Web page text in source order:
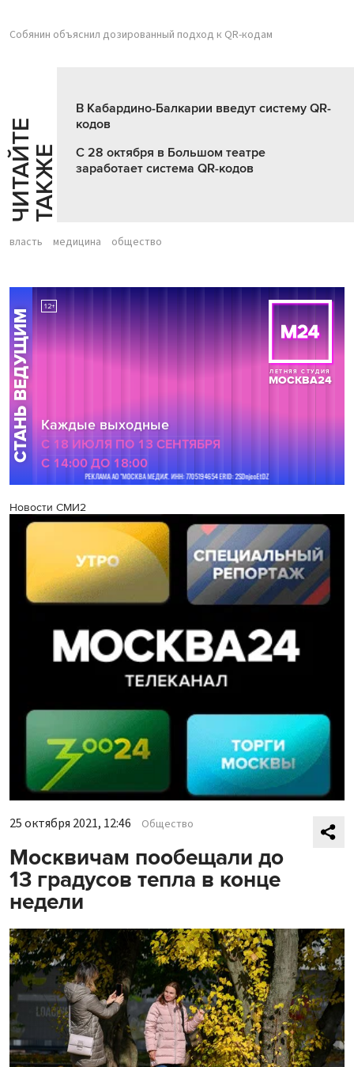
Собянин объяснил дозированный подход к QR-кодам
Ч
И
Т
АЙ
Т
Е
Т
А
К
ЖЕ
В Кабардино-Балкарии введут систему QR-
кодов
С 28 октября в Большом театре
заработает система QR-кодов
власть медицина общество
Новости СМИ2
25 октября 2021, 12:46 Общество
Москвичам пообещали до
13 градусов тепла в конце
недели